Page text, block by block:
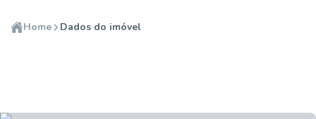
Home Dados do imóvel